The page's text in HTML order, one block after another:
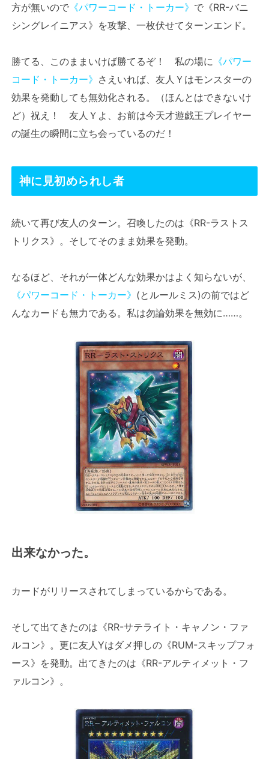
方が無いので 《パワーコード・トーカー》 で《RR-バニ
シングレイニアス》を攻撃、一枚伏せてターンエンド。
勝てる、このままいけば勝てるぞ！ 私の場に 《パワー
コード・トーカー》 さえいれば、友人Ｙはモンスターの
効果を発動しても無効化される。（ほんとはできないけ
ど）祝え！ 友人Ｙよ、お前は今天才遊戯王プレイヤー
の誕生の瞬間に立ち会っているのだ！
神に見初められし者
続いて再び友人のターン。召喚したのは《RR-ラストス
トリクス》。そしてそのまま効果を発動。
なるほど、それが一体どんな効果かはよく知らないが、
《パワーコード・トーカー》 (とルールミス)の前ではど
んなカードも無力である。私は勿論効果を無効に……。
出来なかった。
カードがリリースされてしまっているからである。
そして出てきたのは《RR-サテライト・キャノン・ファ
ルコン》。更に友人Yはダメ押しの《RUM-スキップフォ
ース》を発動。出てきたのは《RR-アルティメット・フ
ァルコン》。